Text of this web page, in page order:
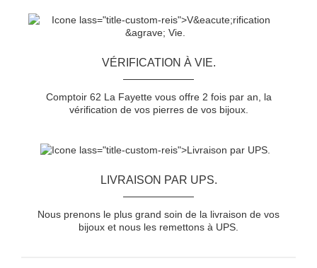
VÉRIFICATION À VIE.
Comptoir 62 La Fayette vous offre 2 fois par an, la
vérification de vos pierres de vos bijoux.
LIVRAISON PAR UPS.
Nous prenons le plus grand soin de la livraison de vos
bijoux et nous les remettons à UPS.